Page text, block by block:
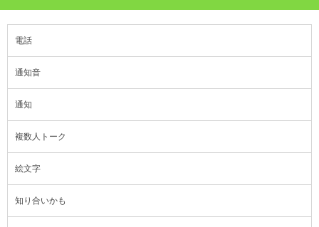
電話
通知音
通知
複数人トーク
絵文字
知り合いかも